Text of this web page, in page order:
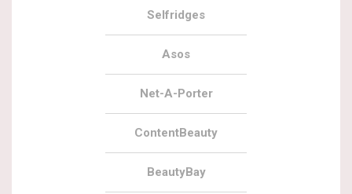
Selfridges
Asos
Net-A-Porter
ContentBeauty
BeautyBay